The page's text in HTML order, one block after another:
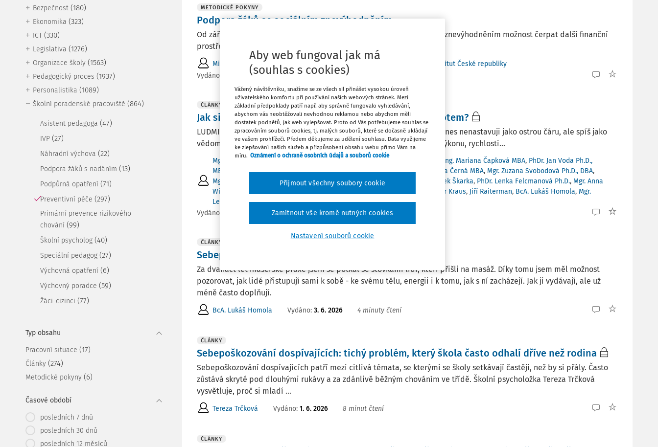
Bezpečnost (180)
Ekonomika (323)
ICT (330)
Legislativa (1276)
Organizace školy (1563)
Pedagogický proces (1937)
Personalistika (1089)
Školní poradenské pracoviště (864)
Asistent pedagoga (47)
IVP (27)
Náhradní výchova (22)
Podpora žáků s nadáním (13)
Podpůrná opatření (71)
Preventivní péče (297)
Primární prevence rizikového
chování (99)
Školní psycholog (40)
Speciální pedagog (27)
Výchovná opatření (6)
Výchovný poradce (59)
Žáci-cizinci (77)
Typ obsahu
Pracovní situace (17)
Články (274)
Metodické pokyny (6)
Časové období
posledních 7 dnů
posledních 30 dnů
posledních 12 měsíců
METODICKÉ POKYNY
Podpora žáků se sociálním znevýhodněním
Od září 2026 získají základní školy s vyšším počtem žáků se sociálním znevýhodněním možnost čerpat další finanční
prostředky.
Ministerstvo školství, mládeže a tělovýchovy ČR
Národní pedagogický institut České republiky
Vydáno:
9. 6. 2026 1 minuta čtení
ČLÁNKY
Jak si nastavuji hranice mezi osobním a pracovním životem?
LUDMILA TŘEŠTÍKOVÁ Hranice mezi osobním a pracovním životem si dnes nenastavuji jako ostrou čáru, ale spíš jako
vědomé rozhodování v čase. Moje zkušenost z korporátu mě naučila výkonu, rychlosti...
Mgr. Ludmila Třeštíková Mgr. Renáta Zajíčková Ing. Mariana Čapková MBA, PhDr. Jan Voda Ph.D.,
MBA
Jiří Bréda,Mgr. Bc. Pavel Koc,Ing. Dana Pražáková Ph.D.,Mgr. Štěpánka Černá MBA, Mgr. Zuzana Svobodová Ph.D., DBA,
Mgr. Petr Žák
Mgr. Helena Wernischová ,Mgr. Jarmila Čechová Mgr. Bc. Radek Škarka, PhDr. Lenka Felcmanová Ph.D., Mgr. Anna
Witzany
Petr Kraus, Jiří Raiterman, BcA. Lukáš Homola, Mgr.
Lenka Otáhalová
Vydáno:
16 minut čtení
ČLÁNKY
Sebepéče jako dovednost, ne luxus
Za dvanáct let masérské praxe jsem se potkal se stovkami lidí, kteří přišli na masáž. Díky tomu jsem měl možnost
pozorovat, jak lidé přistupují sami k sobě - ke svému tělu, energii i k tomu, jak s ní zacházejí. Jak ji vydávají, ale už
méně často doplňují.
BcA. Lukáš Homola Vydáno: 3. 6. 2026 4 minuty čtení
ČLÁNKY
Sebepoškozování dospívajících: tichý problém, který škola často odhalí dříve než rodina
Sebepoškozování dospívajících patří mezi citlivá témata, se kterými se školy setkávají častěji, než by si přály. Často
zůstává skryté pod dlouhými rukávy a za zdánlivě běžným chováním ve třídě. Školní psycholožka Tereza Trčková
vysvětluje, proč si mladí ...
Tereza Trčková Vydáno: 1. 6. 2026 8 minut čtení
ČLÁNKY
Aby web fungoval jak má
(souhlas s cookies)
Vážený návštěvníku, snažíme se ze všech sil přinášet vysokou úroveň
uživatelského komfortu při používání našich webových stránek. Mezi
základní předpoklady patří např. aby správně fungovalo vyhledávání,
abychom vás neobtěžovali nevhodnou reklamou nebo abychom měli
dostatek podnětů, jak web vylepšovat. Proto od Vás potřebujeme souhlas se
zpracováním souborů cookies, tj. malých souborů, které se dočasně ukládají
ve vašem prohlížeči. Předem děkujeme za udělení souhlasu. Data využijeme
ke zlepšování našich služeb a přizpůsobení obsahu webu přímo Vám na
míru. Oznámení o ochraně osobních údajů a souborů cookie
Nastavení souborů cookie
Zamítnout vše kromě nutných cookies
Přijmout všechny soubory cookie